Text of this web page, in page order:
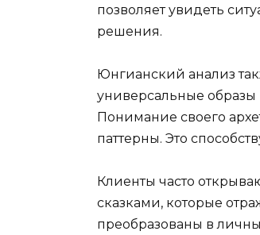
позволяет увидеть
решения.
Юнгианский анализ
универсальные образы
Понимание своего
паттерны. Это
Клиенты часто
сказками, которые
преобразованы в